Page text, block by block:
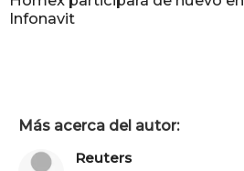
Infonavit
Más acerca del autor:
Reuters